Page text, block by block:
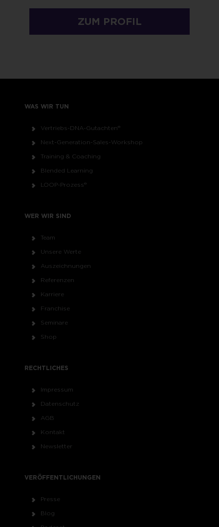
ZUM PROFIL
WAS WIR TUN
Vertriebs-DNA-Gutachten®
Next-Generation-Sales-Workshop
Training & Coaching
Blended Learning
LOOP-Prozess®
WER WIR SIND
Team
Unsere Werte
Auszeichnungen
Referenzen
Karriere
Franchise
Seminare
Shop
RECHTLICHES
Impressum
Datenschutz
AGB
Kontakt
Newsletter
VERÖFFENTLICHUNGEN
Presse
Blog